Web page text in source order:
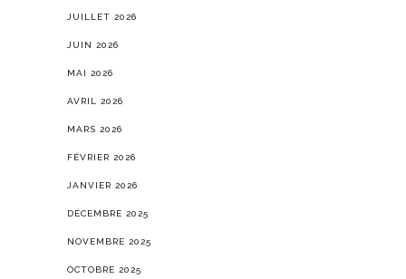
JUILLET 2026
JUIN 2026
MAI 2026
AVRIL 2026
MARS 2026
FÉVRIER 2026
JANVIER 2026
DÉCEMBRE 2025
NOVEMBRE 2025
OCTOBRE 2025